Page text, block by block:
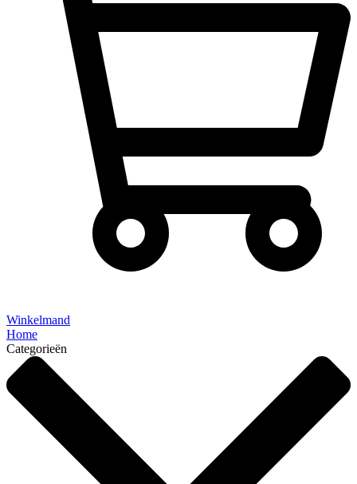
Winkelmand
Home
Categorieën